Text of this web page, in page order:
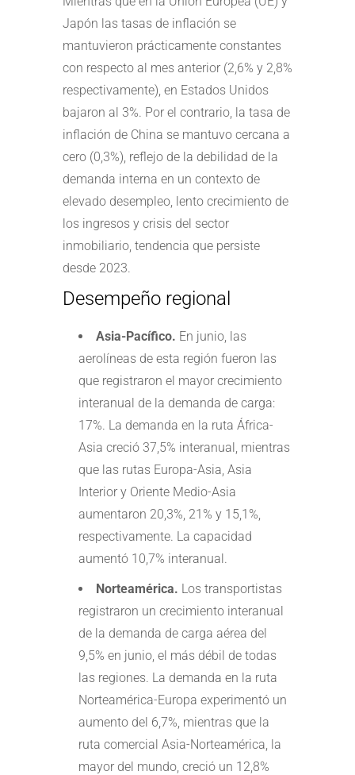
Japón las tasas de inflación se
mantuvieron prácticamente constantes
con respecto al mes anterior (2,6% y 2,8%
respectivamente), en Estados Unidos
bajaron al 3%. Por el contrario, la tasa de
inflación de China se mantuvo cercana a
cero (0,3%), reflejo de la debilidad de la
demanda interna en un contexto de
elevado desempleo, lento crecimiento de
los ingresos y crisis del sector
inmobiliario, tendencia que persiste
desde 2023.
Desempeño regional
Asia-Pacífico. En junio, las
aerolíneas de esta región fueron las
que registraron el mayor crecimiento
interanual de la demanda de carga:
17%. La demanda en la ruta África-
Asia creció 37,5% interanual, mientras
que las rutas Europa-Asia, Asia
Interior y Oriente Medio-Asia
aumentaron 20,3%, 21% y 15,1%,
respectivamente. La capacidad
aumentó 10,7% interanual.
Norteamérica. Los transportistas
registraron un crecimiento interanual
de la demanda de carga aérea del
9,5% en junio, el más débil de todas
las regiones. La demanda en la ruta
Norteamérica-Europa experimentó un
aumento del 6,7%, mientras que la
ruta comercial Asia-Norteamérica, la
mayor del mundo, creció un 12,8%